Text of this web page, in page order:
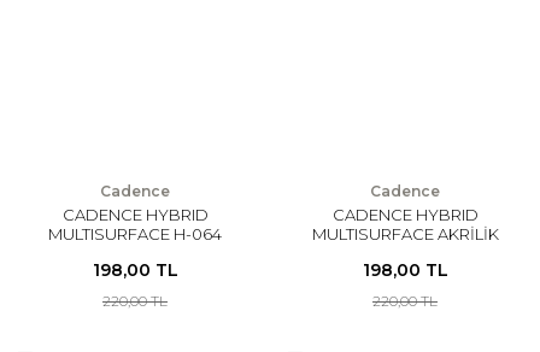
Cadence
CADENCE HYBRID
MULTISURFACE H-064
198,00 TL
220,00 TL
Cadence
CADENCE HYBRID
MULTISURFACE AKRİLİK
198,00 TL
220,00 TL